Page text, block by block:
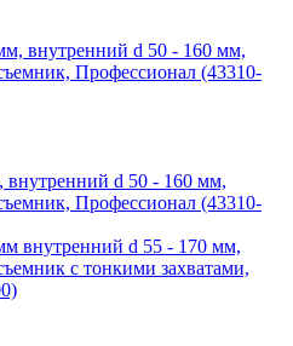
d 50 - 160 мм,
Профессионал (43310-